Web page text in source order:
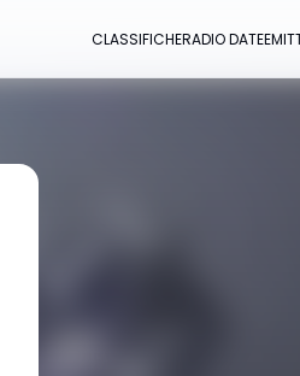
CLASSIFICHERADIO DATE